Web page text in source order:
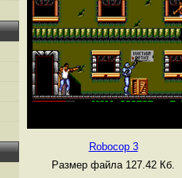
Robocop 3
Размер файла 127.42 Кб.